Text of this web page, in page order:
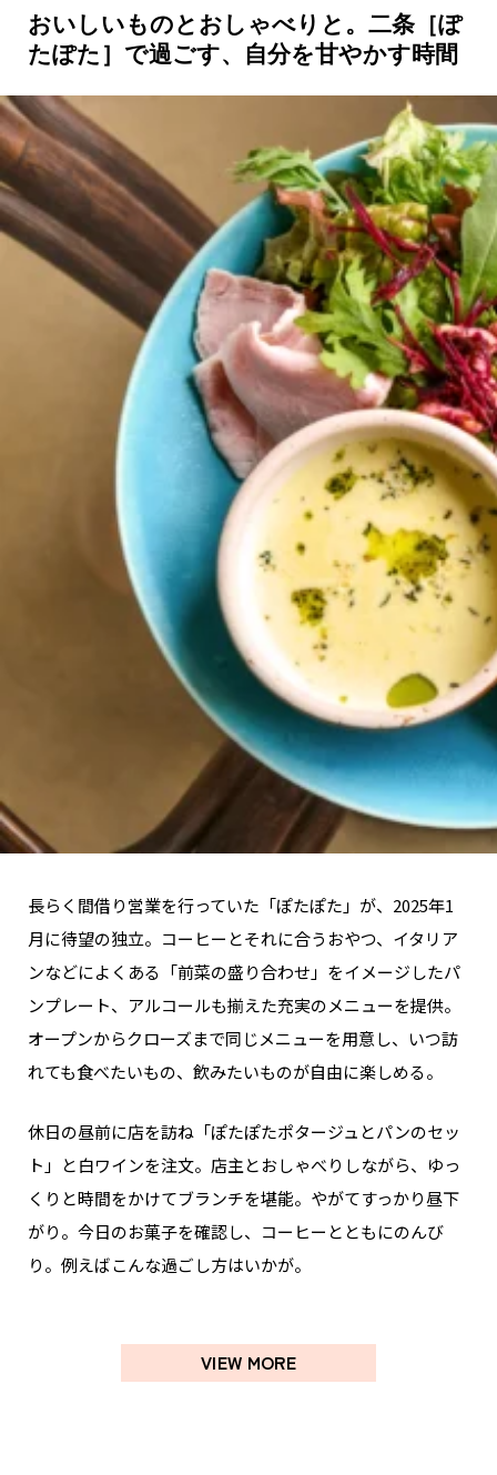
おいしいものとおしゃべりと。二条［ぽ
たぽた］で過ごす、自分を甘やかす時間
長らく間借り営業を行っていた「ぽたぽた」が、2025年1
月に待望の独立。コーヒーとそれに合うおやつ、イタリア
ンなどによくある「前菜の盛り合わせ」をイメージしたパ
ンプレート、アルコールも揃えた充実のメニューを提供。
オープンからクローズまで同じメニューを用意し、いつ訪
れても食べたいもの、飲みたいものが自由に楽しめる。
休日の昼前に店を訪ね「ぽたぽたポタージュとパンのセッ
ト」と白ワインを注文。店主とおしゃべりしながら、ゆっ
くりと時間をかけてブランチを堪能。やがてすっかり昼下
がり。今日のお菓子を確認し、コーヒーとともにのんび
り。例えばこんな過ごし方はいかが。
VIEW MORE